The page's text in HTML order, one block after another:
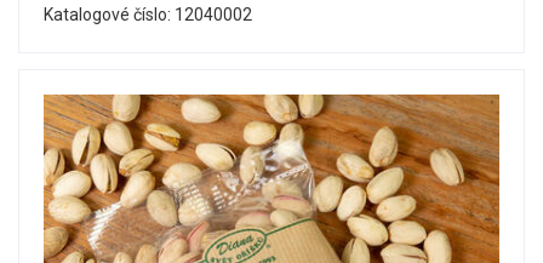
Katalogové číslo: 12040002